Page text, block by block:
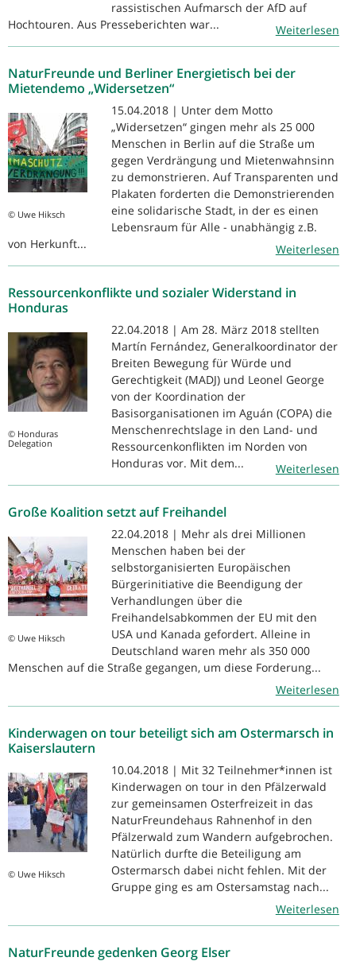
rassistischen Aufmarsch der AfD auf
Hochtouren. Aus Presseberichten war...
Weiterlesen
NaturFreunde und Berliner Energietisch bei der
Mietendemo „Widersetzen“
© Uwe Hiksch
15.04.2018 | Unter dem Motto
„Widersetzen“ gingen mehr als 25 000
Menschen in Berlin auf die Straße um
gegen Verdrängung und Mietenwahnsinn
zu demonstrieren. Auf Transparenten und
Plakaten forderten die Demonstrierenden
eine solidarische Stadt, in der es einen
Lebensraum für Alle - unabhängig z.B.
von Herkunft...
Weiterlesen
Ressourcenkonflikte und sozialer Widerstand in
Honduras
© Honduras
Delegation
22.04.2018 | Am 28. März 2018 stellten
Martín Fernández, Generalkoordinator der
Breiten Bewegung für Würde und
Gerechtigkeit (MADJ) und Leonel George
von der Koordination der
Basisorganisationen im Aguán (COPA) die
Menschenrechtslage in den Land- und
Ressourcenkonflikten im Norden von
Honduras vor. Mit dem...
Weiterlesen
Große Koalition setzt auf Freihandel
© Uwe Hiksch
22.04.2018 | Mehr als drei Millionen
Menschen haben bei der
selbstorganisierten Europäischen
Bürgerinitiative die Beendigung der
Verhandlungen über die
Freihandelsabkommen der EU mit den
USA und Kanada gefordert. Alleine in
Deutschland waren mehr als 350 000
Menschen auf die Straße gegangen, um diese Forderung...
Weiterlesen
Kinderwagen on tour beteiligt sich am Ostermarsch in
Kaiserslautern
© Uwe Hiksch
10.04.2018 | Mit 32 Teilnehmer*innen ist
Kinderwagen on tour in den Pfälzerwald
zur gemeinsamen Osterfreizeit in das
NaturFreundehaus Rahnenhof in den
Pfälzerwald zum Wandern aufgebrochen.
Natürlich durfte die Beteiligung am
Ostermarsch dabei nicht fehlen. Mit der
Gruppe ging es am Ostersamstag nach...
Weiterlesen
NaturFreunde gedenken Georg Elser